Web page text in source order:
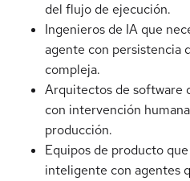
del flujo de ejecución.
Ingenieros de IA que
agente con persistencia
compleja.
Arquitectos de software
con intervención
producción.
Equipos de producto
inteligente con agentes